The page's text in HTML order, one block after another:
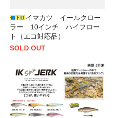
イマカツ イールクロー
ラー 10インチ ハイフロー
ト（エコ対応品）
SOLD OUT